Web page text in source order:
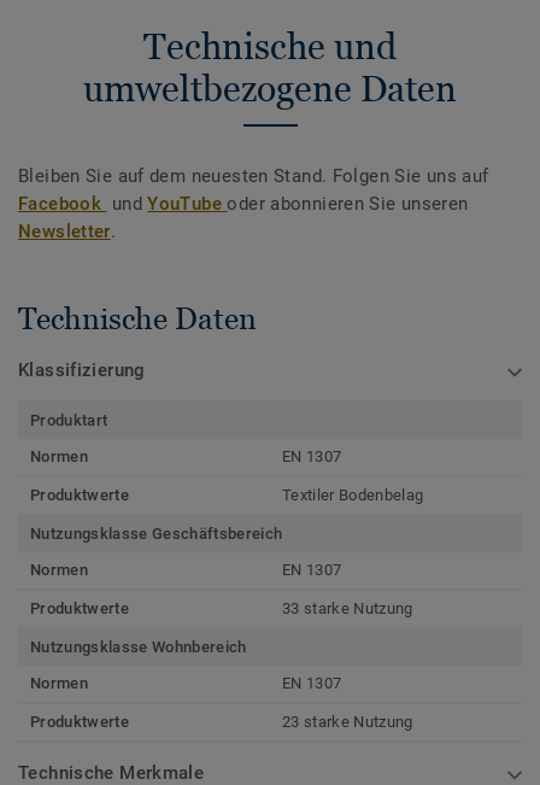
Technische und
umweltbezogene Daten
Bleiben Sie auf dem neuesten Stand. Folgen Sie uns auf
Facebook undYouTubeoder abonnieren Sie unseren
Newsletter.
Technische Daten
Klassifizierung
Produktart
Normen
EN 1307
Produktwerte Textiler Bodenbelag
Nutzungsklasse Geschäftsbereich
Normen
EN 1307
Produktwerte 33 starke Nutzung
Nutzungsklasse Wohnbereich
Normen
EN 1307
Produktwerte 23 starke Nutzung
Technische Merkmale